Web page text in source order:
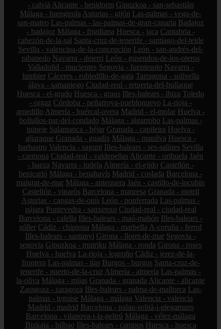
- calvià Alicante - benidorm Gipuzkoa - san-sebastián
Málaga - fuengirola Asturias - gijón Las-palmas - vega-de-
san-mateo Las-palmas - las-palmas-de-gran-canaria Badajoz
- badajoz Málaga - frigiliana Huesca - jaca Cantabria -
cabezón-de-la-sal Santa-cruz-de-tenerife - santiago-del-teide
Sevilla - valencina-de-la-concepción León - san-andrés-del-
rabanedo Navarra - deierri León - gusendos-de-los-oteros
Valladolid - mucientes Segovia - fuentesoto Navarra -
lumbier Cáceres - robledillo-de-gata Tarragona - solivella
álava - samaniego Ciudad-real - retuerta-del-bullaque
Huesca - el-grado Huesca - graus Illes-balears - ibiza Toledo
- orgaz Córdoba - peñarroya-pueblonuevo La-rioja -
arnedillo Almería - huércal-overa Madrid - el-molar Huelva -
bollullos-par-del-condado Málaga - algarrobo Las-palmas -
tuineje Salamanca - béjar Granada - capileira Huelva -
aljaraque Granada - guadix Málaga - manilva Huesca -
barbastro Valencia - sagunt Illes-balears - ses-salines Sevilla
- carmona Ciudad-real - valdepeñas Alicante - orihuela Jaén
- baeza Navarra - tudela Almería - el-ejido Castellón -
benicarló Málaga - benahavís Madrid - coslada Barcelona -
malgrat-de-mar Málaga - antequera Jaén - castillo-de-locubín
Castellón - vinaròs Barcelona - manresa Granada - motril
Asturias - cangas-de-onís León - ponferrada Las-palmas -
pájara Pontevedra - sanxenxo Ciudad-real - ciudad-real
Barcelona - calella Illes-balears - maó-mahón Illes-balears -
sóller Cádiz - chipiona Málaga - marbella A-coruña - ferrol
Illes-balears - santanyí Girona - lloret-de-mar Segovia -
segovia Gipuzkoa - mutriku Málaga - ronda Girona - roses
Huelva - huelva La-rioja - logroño Cádiz - jerez-de-la-
frontera Las-palmas - tías Burgos - burgos Santa-cruz-de-
tenerife - puerto-de-la-cruz Almería - almería Las-palmas -
la-oliva Málaga - mijas Granada - granada Alicante - alicante
Zaragoza - zaragoza Illes-balears - palma-de-mallorca Las-
palmas - teguise Málaga - málaga Valencia - valencia
Madrid - madrid Barcelona - palau-solità-i-plegamans
Barcelona - vilanova-i-la-geltrú Málaga - vélez-málaga
Bizkaia - bilbao Illes-balears - campos Huesca - huesca